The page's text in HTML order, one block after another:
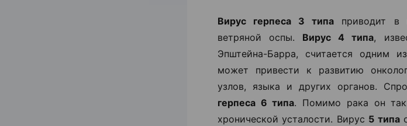
Вирус герпеса 3 типа приводит в
ветряной оспы. Вирус 4 типа,
Эпштейна-Барра, считается одним
может привести к развитию
узлов, языка и других органов.
герпеса 6 типа. Помимо рака он
хронической усталости. Вирус 5 типа